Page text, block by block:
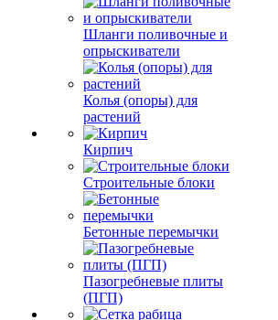
Шланги поливочные и
опрыскиватели
Колья (опоры) для
растений
Кирпич
Строительные блоки
Бетонные перемычки
Пазогребневые плиты
(ПГП)